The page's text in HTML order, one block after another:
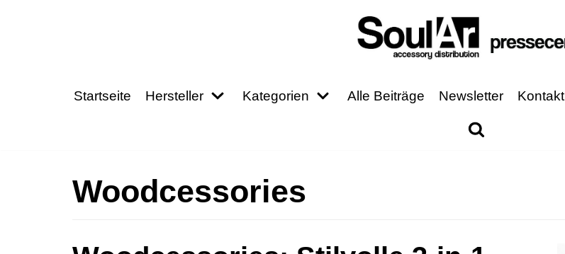
Startseite Hersteller Kategorien Alle Beiträge Newsletter Kontakt
Woodcessories